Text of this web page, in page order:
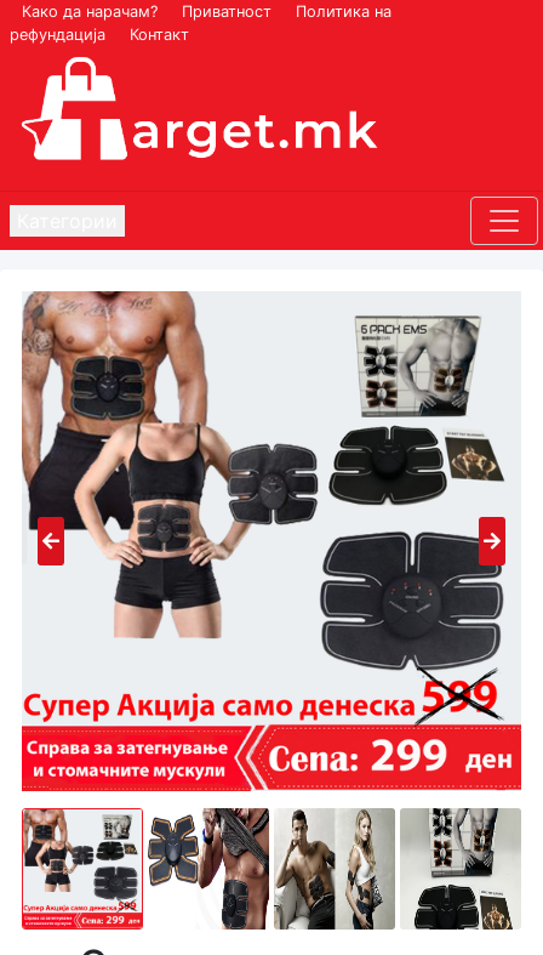
Како да нарачам? Приватност
Политика на
рефундација
Контакт